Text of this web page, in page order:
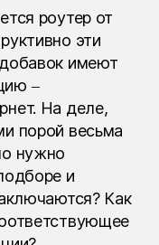
роутер от
эти
имеют
–
На деле,
порой весьма
нужно
и
Как